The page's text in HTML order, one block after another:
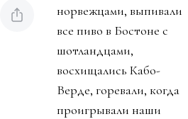
норвежцами, выпивали
все пиво в Бостоне с
шотландцами,
восхищались Кабо-
Верде, горевали, когда
проигрывали наши